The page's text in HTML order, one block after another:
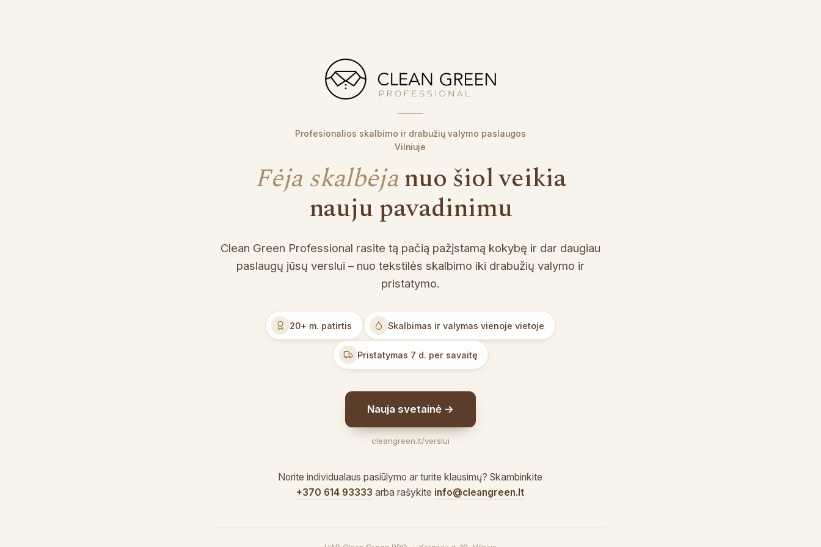
Profesionalios skalbimo ir drabužių valymo paslaugos
Vilniuje
Fėja skalbėjanuo šiol veikia
nauju pavadinimu
Clean Green Professional rasite tą pačią pažįstamą kokybę ir dar daugiau
paslaugų jūsų verslui – nuo tekstilės skalbimo iki drabužių valymo ir
pristatymo.
20+ m. patirtis Skalbimas ir valymas vienoje vietoje
Pristatymas 7 d. per savaitę
Nauja svetainė →
cleangreen.lt/verslui
Norite individualaus pasiūlymo ar turite klausimų? Skambinkite
+370 614 93333 arba rašykite info@cleangreen.lt